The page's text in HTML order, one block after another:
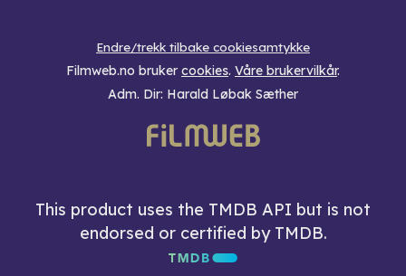
Endre/trekk tilbake cookiesamtykke
Filmweb.no bruker cookies. Våre brukervilkår.
Adm. Dir: Harald Løbak Sæther
This product uses the TMDB API but is not
endorsed or certified by TMDB.